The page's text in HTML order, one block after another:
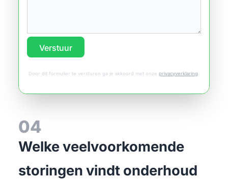
Verstuur
Door dit formulier te versturen ga je akkoord met onze privacyverklaring
04
Welke veelvoorkomende
storingen vindt onderhoud